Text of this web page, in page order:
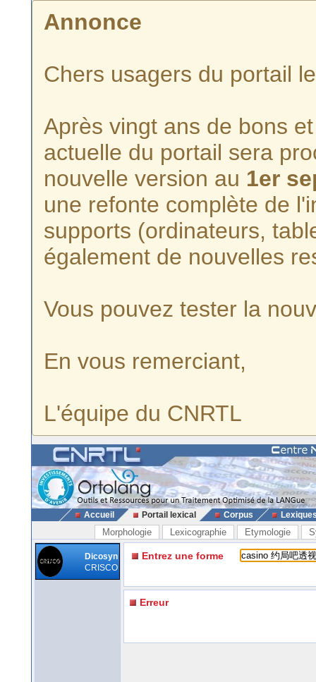
Annonce
Chers usagers du portail
Après vingt ans de bons
actuelle du portail sera
nouvelle version au 1er
une refonte complète de
supports (ordinateurs,
également de nouvelles
Vous pouvez tester la
En vous remerciant,
L'équipe du CNRTL
Accueil Portail lexical Corpus
Morphologie Lexicographie Etymologie
Dicosyn
CRISCO
Entrez une forme
Erreur